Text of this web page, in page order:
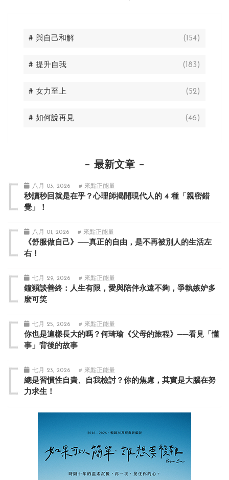
# 與自己和解 (154)
# 提升自我 (183)
# 女力至上 (52)
# 如何說再見 (46)
最新文章
八月 03, 2026 # 來點正能量
秒讀秒回就是在乎？心理師揭開現代人的 4 種「親密錯
覺」！
八月 01, 2026 # 來點正能量
《舒服做自己》──真正的自由，是不再被別人的生活左
右！
七月 29, 2026 # 來點正能量
鐘穎談善終：人生有限，愛與陪伴永遠不夠，爭執嫉妒多
麼可笑
七月 25, 2026 # 來點正能量
你也是這樣長大的嗎？何琦瑜《父母的旅程》──看見「懂
事」背後的故事
七月 23, 2026 # 來點正能量
總是習慣性自責、自我檢討？你的焦慮，其實是大腦在努
力求生！